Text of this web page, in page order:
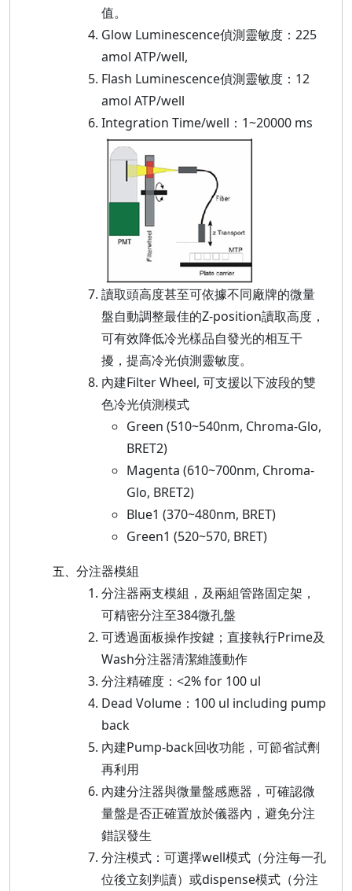
值。
Glow Luminescence偵測靈敏度：225
amol ATP/well,
Flash Luminescence偵測靈敏度：12
amol ATP/well
Integration Time/well：1~20000 ms
讀取頭高度甚至可依據不同廠牌的微量
盤自動調整最佳的Z-position讀取高度，
可有效降低冷光樣品自發光的相互干
擾，提高冷光偵測靈敏度。
內建Filter Wheel, 可支援以下波段的雙
色冷光偵測模式
Green (510~540nm, Chroma-Glo,
BRET2)
Magenta (610~700nm, Chroma-
Glo, BRET2)
Blue1 (370~480nm, BRET)
Green1 (520~570, BRET)
五、 分注器模組
分注器兩支模組，及兩組管路固定架，
可精密分注至384微孔盤
可透過面板操作按鍵；直接執行Prime及
Wash分注器清潔維護動作
分注精確度：<2% for 100 ul
Dead Volume：100 ul including pump
back
內建Pump-back回收功能，可節省試劑
再利用
內建分注器與微量盤感應器，可確認微
量盤是否正確置放於儀器內，避免分注
錯誤發生
分注模式：可選擇well模式（分注每一孔
位後立刻判讀）或dispense模式（分注